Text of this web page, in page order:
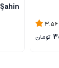
3.56
تومان
Şahin